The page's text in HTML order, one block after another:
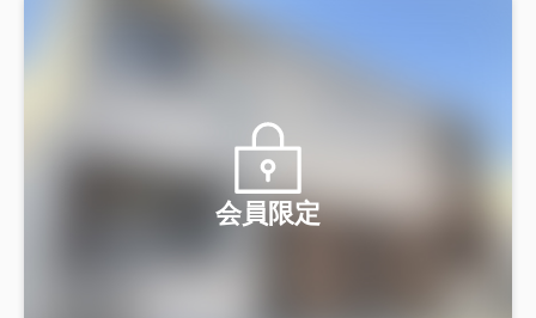
会員限定